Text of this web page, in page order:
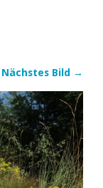
Nächstes Bild →